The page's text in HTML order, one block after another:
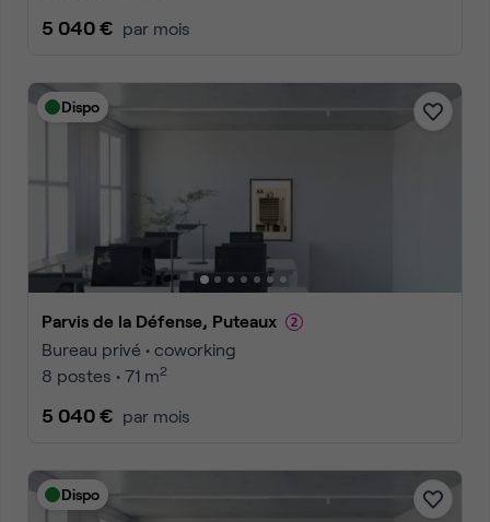
5 040 € par mois
Dispo
Parvis de la Défense, Puteaux
Bureau privé • coworking
8 postes • 71 m2
5 040 € par mois
Dispo